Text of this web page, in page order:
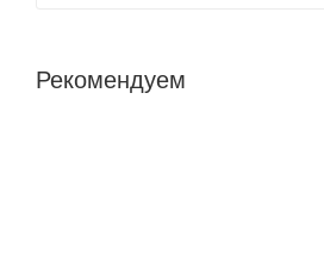
Рекомендуем